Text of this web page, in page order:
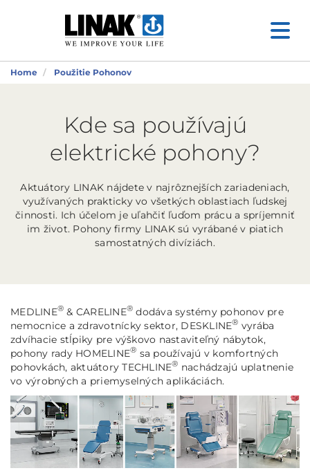
Home Použitie Pohonov
Kde sa používajú
elektrické pohony?
Aktuátory LINAK nájdete v najrôznejších zariadeniach,
využívaných prakticky vo všetkých oblastiach ľudskej
činnosti. Ich účelom je uľahčiť ľuďom prácu a spríjemniť
im život. Pohony firmy LINAK sú vyrábané v piatich
samostatných divíziách.
MEDLINE® & CARELINE® dodáva systémy pohonov pre
nemocnice a zdravotnícky sektor, DESKLINE® vyrába
zdvíhacie stĺpiky pre výškovo nastaviteľný nábytok,
pohony rady HOMELINE® sa používajú v komfortných
pohovkách, aktuátory TECHLINE® nachádzajú uplatnenie
vo výrobných a priemyselných aplikáciách.